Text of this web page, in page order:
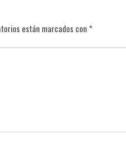
están marcados con *